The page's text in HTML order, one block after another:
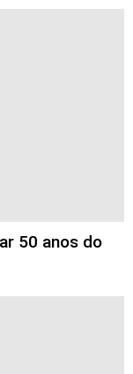
50 anos do